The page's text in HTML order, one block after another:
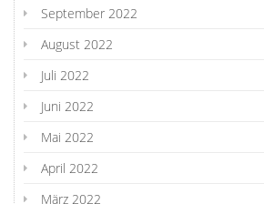
September 2022
August 2022
Juli 2022
Juni 2022
Mai 2022
April 2022
März 2022